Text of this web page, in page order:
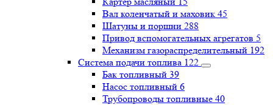
Вал коленчатый и маховик 45
Шатуны и поршни 288
Привод вспомогательных агрегатов 5
Механизм газораспределительный 192
Система подачи топлива 122
Бак топливный 39
Насос топливный 6
Трубопроводы топливные 40